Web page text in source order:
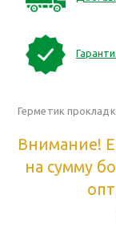
Герметик
Внимание!
на сумму